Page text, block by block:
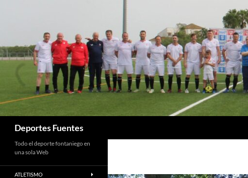
Deportes Fuentes
Todo el deporte fontaniego en
una sola Web
ATLETISMO